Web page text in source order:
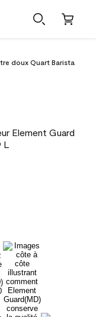
doux Quart Barista